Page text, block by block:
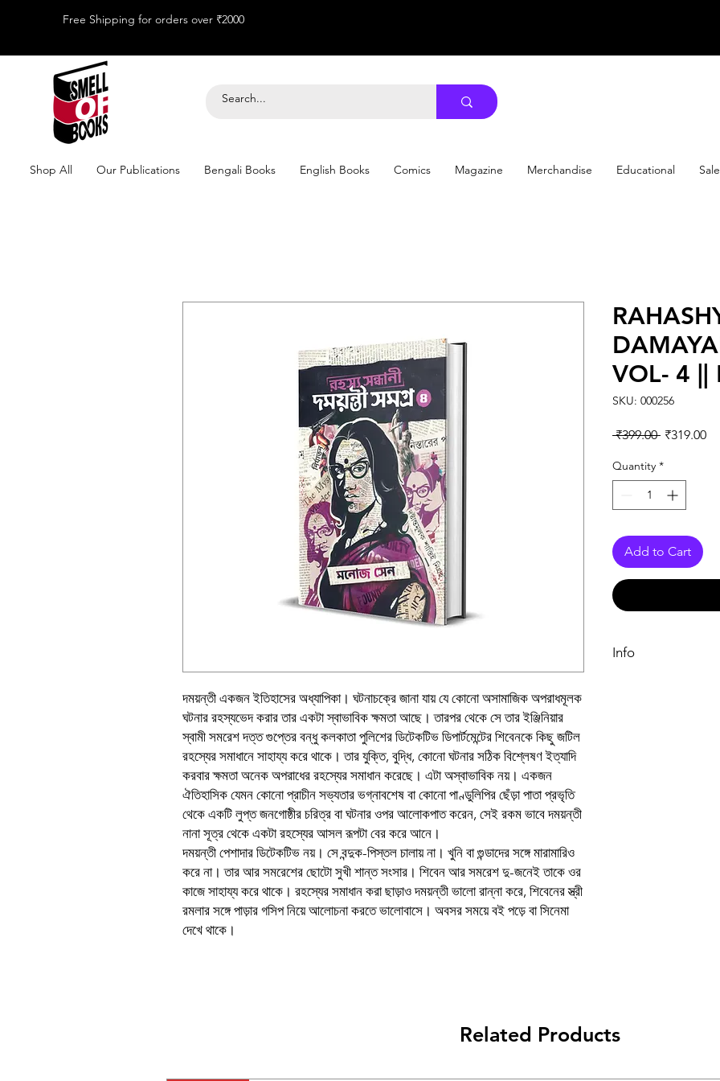
Free Shipping for orders over ₹2000
Shop All Our Publications Bengali Books English Books Comics Magazine Merchandise Educational Sale
দময়ন্তী একজন ইতিহাসের অধ্যাপিকা। ঘটনাচক্রে জানা যায় যে কোনো অসামাজিক অপরাধমূলক
ঘটনার রহস্যভেদ করার তার একটা স্বাভাবিক ক্ষমতা আছে। তারপর থেকে সে তার ইঞ্জিনিয়ার
স্বামী সমরেশ দত্ত গুপ্তের বন্ধু কলকাতা পুলিশের ডিটেকটিভ ডিপার্টমেন্টের শিবেনকে কিছু জটিল
রহস্যের সমাধানে সাহায্য করে থাকে। তার যুক্তি, বুদ্ধি, কোনো ঘটনার সঠিক বিশ্লেষণ ইত্যাদি
করবার ক্ষমতা অনেক অপরাধের রহস্যের সমাধান করেছে। এটা অস্বাভাবিক নয়। একজন
ঐতিহাসিক যেমন কোনো প্রাচীন সভ্যতার ভগ্নাবশেষ বা কোনো পাণ্ডুলিপির ছেঁড়া পাতা প্রভৃতি
থেকে একটি লুপ্ত জনগোষ্ঠীর চরিত্র বা ঘটনার ওপর আলোকপাত করেন, সেই রকম ভাবে দময়ন্তী
নানা সূত্র থেকে একটা রহস্যের আসল রূপটা বের করে আনে।
দময়ন্তী পেশাদার ডিটেকটিভ নয়। সে বন্দুক-পিস্তল চালায় না। খুনি বা গুন্ডাদের সঙ্গে মারামারিও
করে না। তার আর সমরেশের ছোটো সুখী শান্ত সংসার। শিবেন আর সমরেশ দু-জনেই তাকে ওর
কাজে সাহায্য করে থাকে। রহস্যের সমাধান করা ছাড়াও দময়ন্তী ভালো রান্না করে, শিবেনের স্ত্রী
রমলার সঙ্গে পাড়ার গসিপ নিয়ে আলোচনা করতে ভালোবাসে। অবসর সময়ে বই পড়ে বা সিনেমা
দেখে থাকে।
VOL- 4 ||
SKU: 000256
₹399.00 Regular
₹319.00
Quantity *
Add to Cart
Info
Related Products